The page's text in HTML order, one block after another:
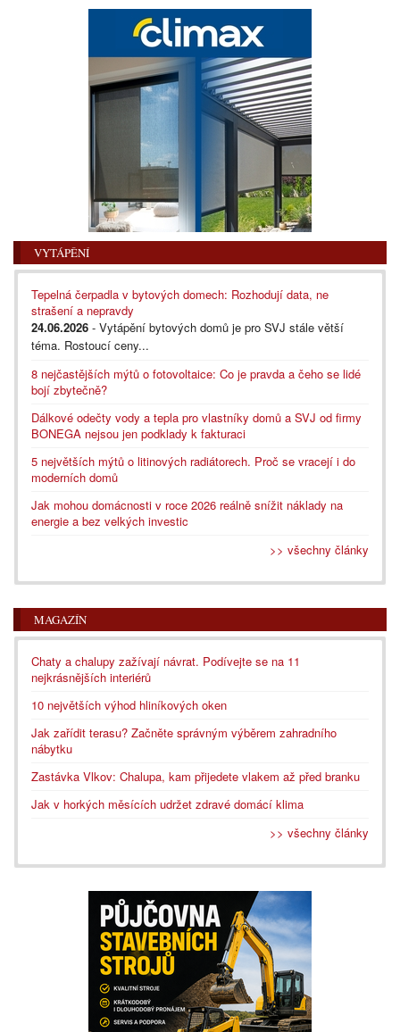
VYTÁPĚNÍ
Tepelná čerpadla v bytových domech: Rozhodují data, ne
strašení a nepravdy
24.06.2026 - Vytápění bytových domů je pro SVJ stále větší
téma. Rostoucí ceny...
8 nejčastějších mýtů o fotovoltaice: Co je pravda a čeho se lidé
bojí zbytečně?
Dálkové odečty vody a tepla pro vlastníky domů a SVJ od firmy
BONEGA nejsou jen podklady k fakturaci
5 největších mýtů o litinových radiátorech. Proč se vracejí i do
moderních domů
Jak mohou domácnosti v roce 2026 reálně snížit náklady na
energie a bez velkých investic
>> všechny články
MAGAZÍN
Chaty a chalupy zažívají návrat. Podívejte se na 11
nejkrásnějších interiérů
10 největších výhod hliníkových oken
Jak zařídit terasu? Začněte správným výběrem zahradního
nábytku
Zastávka Vlkov: Chalupa, kam přijedete vlakem až před branku
Jak v horkých měsících udržet zdravé domácí klima
>> všechny články